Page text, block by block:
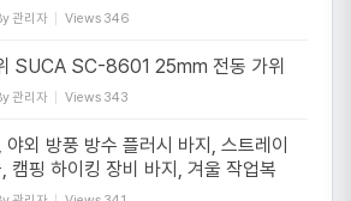
관리자 Views 346
SUCA SC-8601 25mm 전동 가위
관리자 Views 343
외 방풍 방수 플러시 바지, 스트레이
캠핑 하이킹 장비 바지, 겨울 작업복